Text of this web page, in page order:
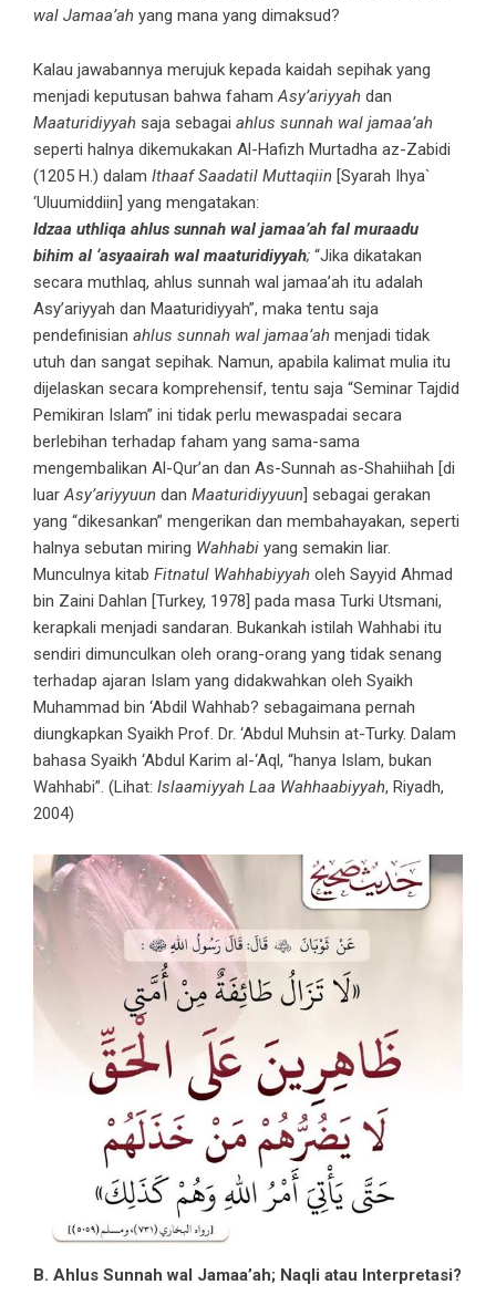
wal Jamaa’ah yang mana yang dimaksud?
Kalau jawabannya merujuk kepada kaidah sepihak yang
menjadi keputusan bahwa faham Asy’ariyyah dan
Maaturidiyyah saja sebagai ahlus sunnah wal jamaa’ah
seperti halnya dikemukakan Al-Hafizh Murtadha az-Zabidi
(1205 H.) dalam Ithaaf Saadatil Muttaqiin [Syarah Ihya`
‘Uluumiddiin] yang mengatakan:
Idzaa uthliqa ahlus sunnah wal jamaa’ah fal muraadu
bihim al ‘asyaairah wal maaturidiyyah; “Jika dikatakan
secara muthlaq, ahlus sunnah wal jamaa’ah itu adalah
Asy’ariyyah dan Maaturidiyyah”, maka tentu saja
pendefinisian ahlus sunnah wal jamaa’ah menjadi tidak
utuh dan sangat sepihak. Namun, apabila kalimat mulia itu
dijelaskan secara komprehensif, tentu saja “Seminar Tajdid
Pemikiran Islam” ini tidak perlu mewaspadai secara
berlebihan terhadap faham yang sama-sama
mengembalikan Al-Qur’an dan As-Sunnah as-Shahiihah [di
luar Asy’ariyyuun dan Maaturidiyyuun] sebagai gerakan
yang “dikesankan” mengerikan dan membahayakan, seperti
halnya sebutan miring Wahhabi yang semakin liar.
Munculnya kitab Fitnatul Wahhabiyyah oleh Sayyid Ahmad
bin Zaini Dahlan [Turkey, 1978] pada masa Turki Utsmani,
kerapkali menjadi sandaran. Bukankah istilah Wahhabi itu
sendiri dimunculkan oleh orang-orang yang tidak senang
terhadap ajaran Islam yang didakwahkan oleh Syaikh
Muhammad bin ‘Abdil Wahhab? sebagaimana pernah
diungkapkan Syaikh Prof. Dr. ‘Abdul Muhsin at-Turky. Dalam
bahasa Syaikh ‘Abdul Karim al-‘Aql, “hanya Islam, bukan
Wahhabi”. (Lihat: Islaamiyyah Laa Wahhaabiyyah, Riyadh,
2004)
B. Ahlus Sunnah wal Jamaa’ah; Naqli atau Interpretasi?